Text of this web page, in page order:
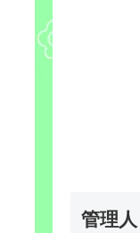
管理人